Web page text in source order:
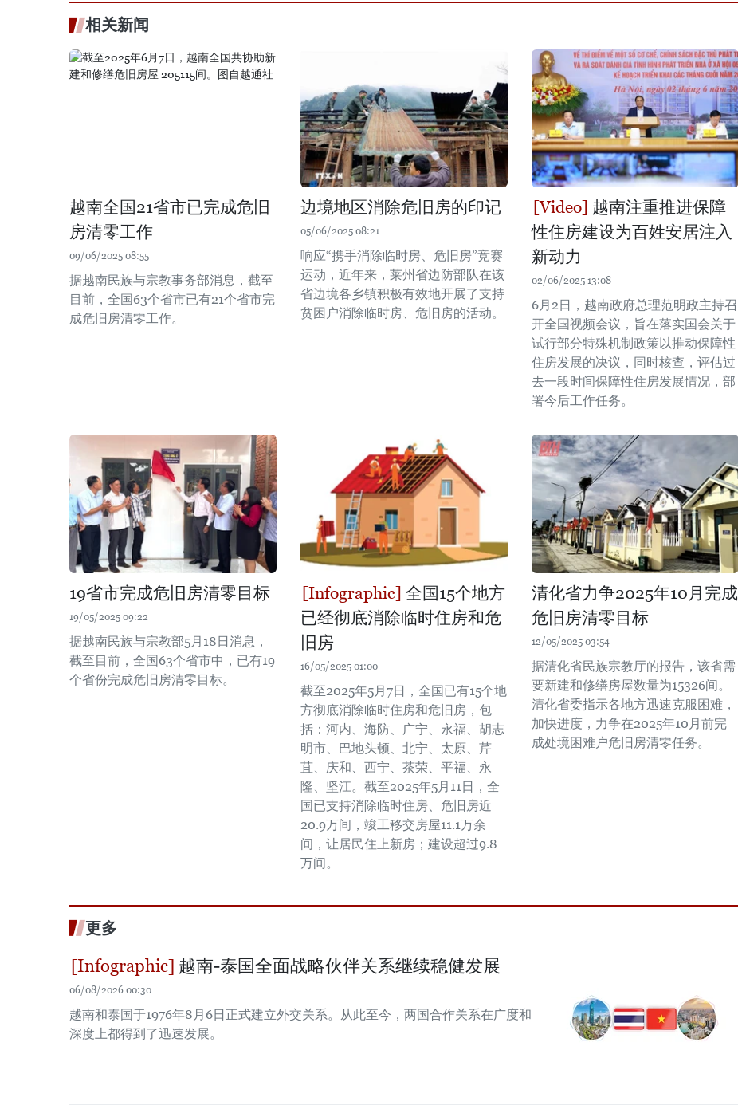
相关新闻
越南全国21省市已完成危旧
房清零工作
09/06/2025 08:55
据越南民族与宗教事务部消息，截至
目前，全国63个省市已有21个省市完
成危旧房清零工作。
边境地区消除危旧房的印记
05/06/2025 08:21
响应“携手消除临时房、危旧房”竞赛
运动，近年来，莱州省边防部队在该
省边境各乡镇积极有效地开展了支持
贫困户消除临时房、危旧房的活动。
越南注重推进保障
性住房建设为百姓安居注入
新动力
02/06/2025 13:08
6月2日，越南政府总理范明政主持召
开全国视频会议，旨在落实国会关于
试行部分特殊机制政策以推动保障性
住房发展的决议，同时核查，评估过
去一段时间保障性住房发展情况，部
署今后工作任务。
19省市完成危旧房清零目标
19/05/2025 09:22
据越南民族与宗教部5月18日消息，
截至目前，全国63个省市中，已有19
个省份完成危旧房清零目标。
全国15个地方
已经彻底消除临时住房和危
旧房
16/05/2025 01:00
截至2025年5月7日，全国已有15个地
方彻底消除临时住房和危旧房，包
括：河内、海防、广宁、永福、胡志
明市、巴地头顿、北宁、太原、芹
苴、庆和、西宁、茶荣、平福、永
隆、坚江。截至2025年5月11日，全
国已支持消除临时住房、危旧房近
20.9万间，竣工移交房屋11.1万余
间，让居民住上新房；建设超过9.8
万间。
清化省力争2025年10月完成
危旧房清零目标
12/05/2025 03:54
据清化省民族宗教厅的报告，该省需
要新建和修缮房屋数量为15326间。
清化省委指示各地方迅速克服困难，
加快进度，力争在2025年10月前完
成处境困难户危旧房清零任务。
更多
越南-泰国全面战略伙伴关系继续稳健发展
06/08/2026 00:30
越南和泰国于1976年8月6日正式建立外交关系。从此至今，两国合作关系在广度和
深度上都得到了迅速发展。